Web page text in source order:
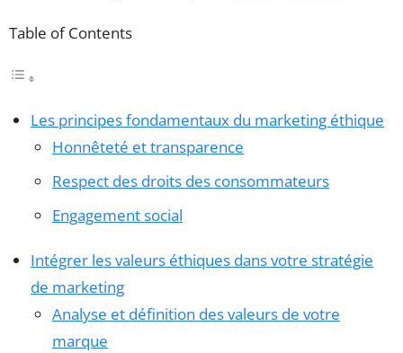
Table of Contents
Les principes fondamentaux du marketing éthique
Honnêteté et transparence
Respect des droits des consommateurs
Engagement social
Intégrer les valeurs éthiques dans votre stratégie
de marketing
Analyse et définition des valeurs de votre
marque